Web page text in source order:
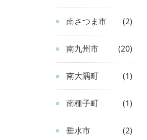
南さつま市 (2)
南九州市 (20)
南大隅町 (1)
南種子町 (1)
垂水市 (2)